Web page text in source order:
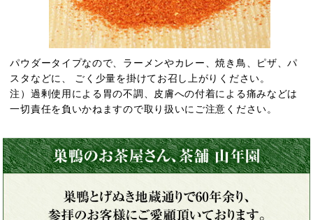
パウダータイプなので、ラーメンやカレー、焼き鳥、ピザ、パ
スタなどに、 ごく少量を掛けてお召し上がりください。
注）過剰使用による胃の不調、皮膚への付着による痛みなどは
一切責任を負いかねますので取り扱いにご注意ください。